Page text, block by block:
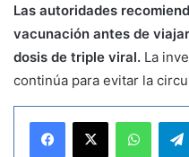
Las autoridades
vacunación antes de
dosis de triple viral. La
continúa para evitar la